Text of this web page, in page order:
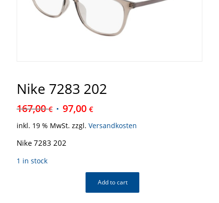
Nike 7283 202
167,00€ 97,00 €
inkl. 19 % MwSt. zzgl. Versandkosten
Nike 7283 202
1 in stock
Add to cart